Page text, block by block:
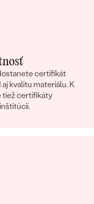
certifikát
kvalitu materiálu. K
tiež certifikáty